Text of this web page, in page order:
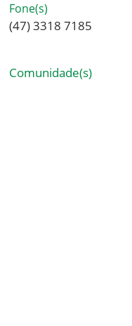
Fone(s)
(47) 3318 7185
Comunidade(s)